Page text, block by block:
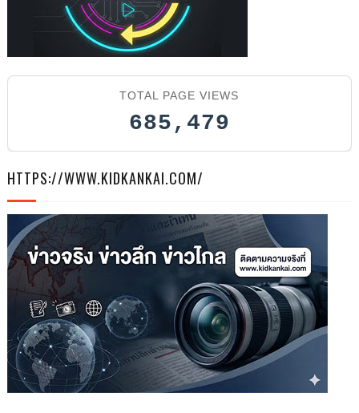
TOTAL PAGE VIEWS
685,479
HTTPS://WWW.KIDKANKAI.COM/